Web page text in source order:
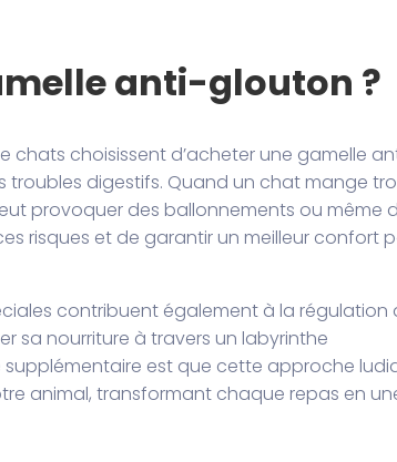
anti-glouton ?
chats choisissent d’acheter une gamelle
troubles digestifs. Quand un chat mange
provoquer des ballonnements ou même
risques et de garantir un meilleur confort
contribuent également à la régulation
sa nourriture à travers un labyrinthe
est que cette approche
animal, transformant chaque repas en